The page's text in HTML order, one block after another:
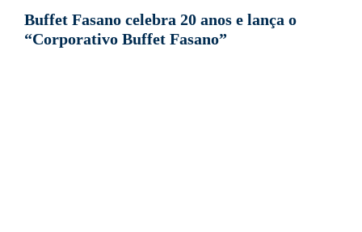
Buffet Fasano celebra 20 anos e lança o
“Corporativo Buffet Fasano”